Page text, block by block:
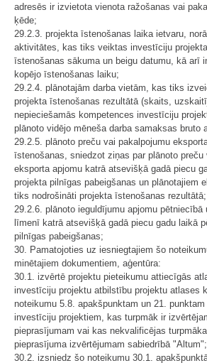
adresēs ir izvietota vienota ražošanas vai
ķēde;
29.2.3. projekta īstenošanas laika ietvaru,
aktivitātes, kas tiks veiktas investīciju
īstenošanas sākuma un beigu datumu, kā arī
kopējo īstenošanas laiku;
29.2.4. plānotajām darba vietām, kas tiks
projekta īstenošanas rezultātā (skaits,
nepieciešamās kompetences investīciju
plānoto vidējo mēneša darba samaksas bruto
29.2.5. plānoto preču vai pakalpojumu
īstenošanas, sniedzot ziņas par plānoto preču
eksporta apjomu katrā atsevišķā gadā piecu
projekta pilnīgas pabeigšanas un plānotajiem
tiks nodrošināti projekta īstenošanas rezultātā;
29.2.6. plānoto ieguldījumu apjomu
līmenī katrā atsevišķā gadā piecu gadu laikā
pilnīgas pabeigšanas;
30. Pamatojoties uz iesniegtajiem šo
minētajiem dokumentiem, aģentūra:
30.1. izvērtē projektu pieteikumu attiecīgās
investīciju projektu atbilstību projektu atlases
noteikumu 5.8. apakšpunktam un ​21.
investīciju projektiem, kas turpmāk ir
pieprasījumam vai kas nekvalificējas
pieprasījuma izvērtējumam sabiedrībā "Altum";
30.2. izsniedz šo noteikumu 30.1.